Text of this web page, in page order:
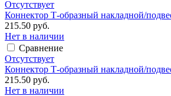
Отсутствует
Коннектор Т-образный накладной/
215.50 руб.
Нет в наличии
Сравнение
Отсутствует
Коннектор Т-образный накладной/
215.50 руб.
Нет в наличии